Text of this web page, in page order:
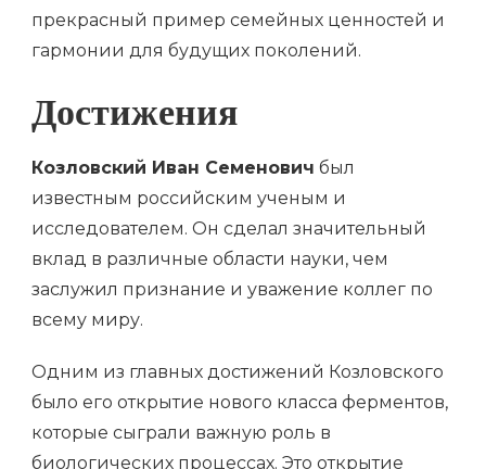
прекрасный пример семейных ценностей и
гармонии для будущих поколений.
Достижения
Козловский Иван Семенович был
известным российским ученым и
исследователем. Он сделал значительный
вклад в различные области науки, чем
заслужил признание и уважение коллег по
всему миру.
Одним из главных достижений Козловского
было его открытие нового класса ферментов,
которые сыграли важную роль в
биологических процессах. Это открытие